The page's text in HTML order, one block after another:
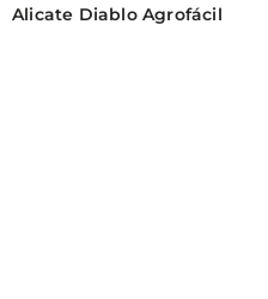
Alicate Diablo Agrofácil